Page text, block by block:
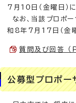
7月10日（金曜日）に
なお、当該プロポ
和8年7月17日（金曜
質問及び回答
公募型プロポー